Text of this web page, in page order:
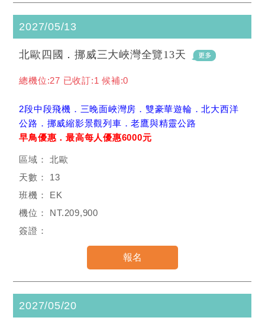
2027/05/13
北歐四國．挪威三大峽灣全覽13天
總機位:27 已收訂:1 候補:0
2段中段飛機．三晚面峽灣房．雙豪華遊輪．北大西洋
公路．挪威縮影景觀列車．老鷹與精靈公路
早鳥優惠．最高每人優惠6000元
北歐
13
EK
NT.209,900
2027/05/20